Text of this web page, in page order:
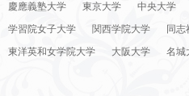
慶應義塾大学 東京大学 中央大学
学習院女子大学
関西学院大学 同志
東洋英和女学院大学
大阪大学 名城